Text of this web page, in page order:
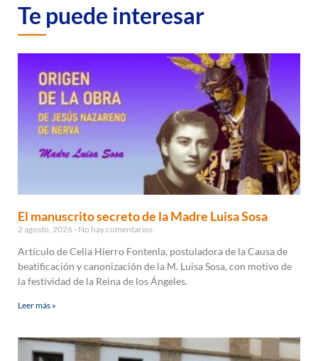
Te puede interesar
El manuscrito secreto de la Madre Luisa Sosa
2 agosto, 2026 No hay comentarios
Artículo de Celia Hierro Fontenla, postuladora de la Causa de
beatificación y canonización de la M. Luisa Sosa, con motivo de
la festividad de la Reina de los Ángeles.
Leer más »